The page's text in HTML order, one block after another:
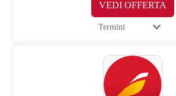
VEDI OFFERTA
Termini